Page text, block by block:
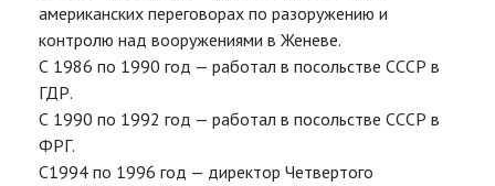
американских переговорах по разоружению и
контролю над вооружениями в Женеве.
С 1986 по 1990 год — работал в посольстве СССР в
ГДР.
С 1990 по 1992 год — работал в посольстве СССР в
ФРГ.
С1994 по 1996 год — директор Четвертого